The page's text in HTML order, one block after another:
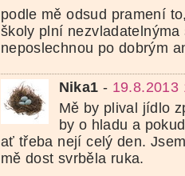
podle mě odsud pramení
školy plní nezvladatelnýma
neposlechnou po dobrým
Nika1 - 19.8.2013
Mě by plival jídlo
by o hladu a
ať třeba nejí celý den.
mě dost svrběla ruka.